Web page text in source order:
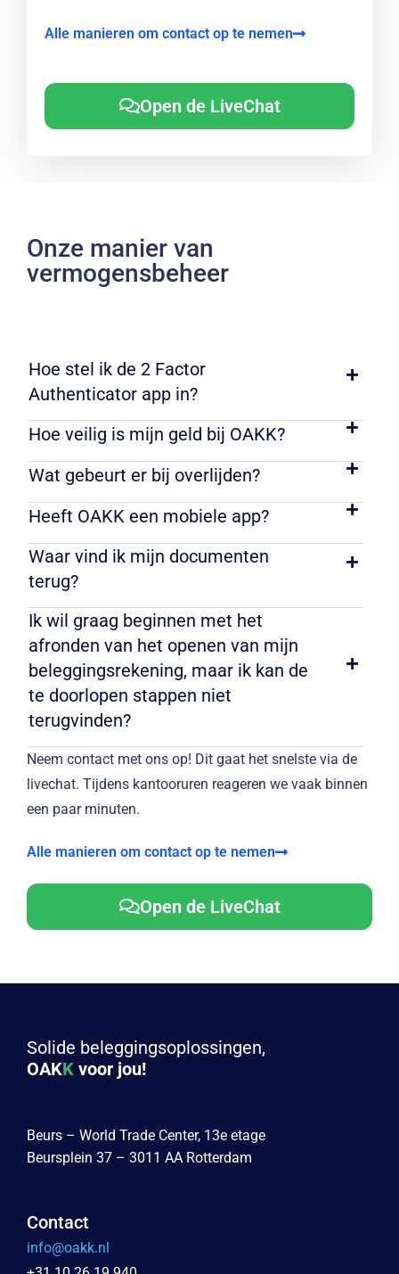
Alle manieren om contact op te nemen
Open de LiveChat
Onze manier van
vermogensbeheer
Hoe stel ik de 2 Factor
Authenticator app in?
Hoe veilig is mijn geld bij OAKK?
Wat gebeurt er bij overlijden?
Heeft OAKK een mobiele app?
Waar vind ik mijn documenten
terug?
Ik wil graag beginnen met het
afronden van het openen van mijn
beleggingsrekening, maar ik kan de
te doorlopen stappen niet
terugvinden?
Neem contact met ons op! Dit gaat het snelste via de
livechat. Tijdens kantooruren reageren we vaak binnen
een paar minuten.
Alle manieren om contact op te nemen
Open de LiveChat
Solide beleggingsoplossingen,
OAKK voor jou!
Beurs – World Trade Center, 13e etage
Beursplein 37 – 3011 AA Rotterdam
Contact
info@oakk.nl